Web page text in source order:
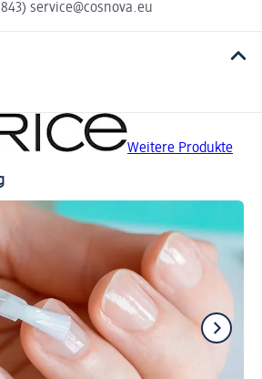
service@cosnova.eu
Weitere Produkte